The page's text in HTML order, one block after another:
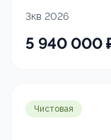
3кв 2026
5 940 000
Чистовая